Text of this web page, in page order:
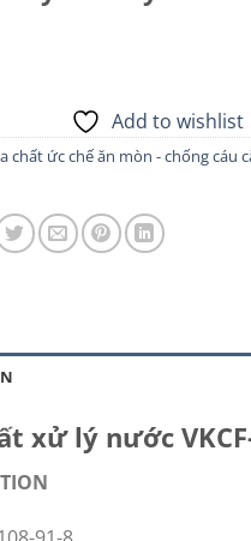
Add to wishlist
chất ức chế ăn mòn - chống cáu
xử lý nước